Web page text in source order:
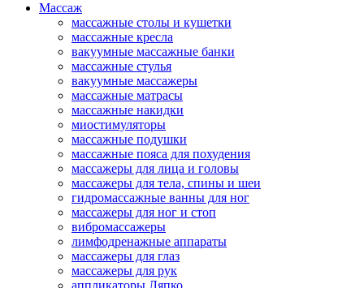
Массаж
массажные столы и кушетки
массажные кресла
вакуумные массажные банки
массажные стулья
вакуумные массажеры
массажные матрасы
массажные накидки
миостимуляторы
массажные подушки
массажные пояса для похудения
массажеры для лица и головы
массажеры для тела, спины и шеи
гидромассажные ванны для ног
массажеры для ног и стоп
вибромассажеры
лимфодренажные аппараты
массажеры для глаз
массажеры для рук
аппликаторы Ляпко